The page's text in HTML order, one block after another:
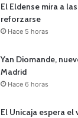
El Eldense mira a
reforzarse
Hace 5 horas
Yan Diomande,
Madrid
Hace 6 horas
El Unicaja espera